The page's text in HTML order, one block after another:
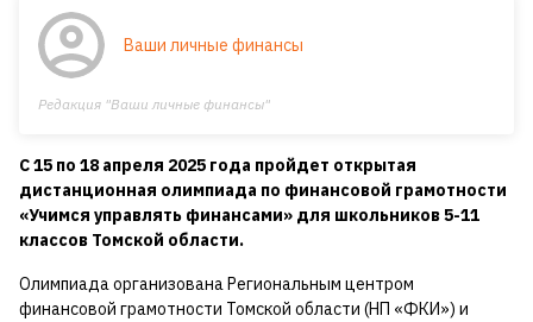
Ваши личные финансы
Редакция "Ваши личные финансы"
С 15 по 18 апреля 2025 года пройдет открытая
дистанционная олимпиада по финансовой грамотности
«Учимся управлять финансами» для школьников 5-11
классов Томской области.
Олимпиада организована Региональным центром
финансовой грамотности Томской области (НП «ФКИ») и